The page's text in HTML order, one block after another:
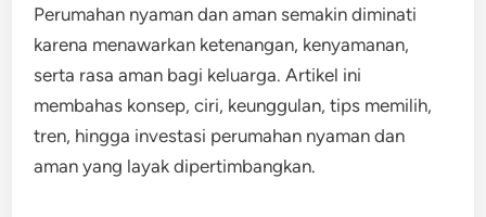
Perumahan nyaman dan aman semakin diminati
karena menawarkan ketenangan, kenyamanan,
serta rasa aman bagi keluarga. Artikel ini
membahas konsep, ciri, keunggulan, tips memilih,
tren, hingga investasi perumahan nyaman dan
aman yang layak dipertimbangkan.